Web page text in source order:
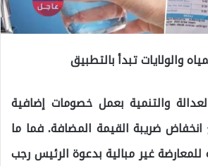
والولايات تبدأ بالتطبيق
والتنمية بعمل خصومات إضافية
ضريبة القيمة المضافة. فما ما
للمعارضة غير مبالية بدعوة الرئيس رجب